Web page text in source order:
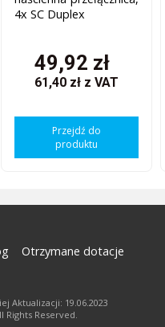
4x SC Duplex
49,92 zł
61,40 zł z VAT
Przejdź do
produktu
Otrzymane dotacje
Aktualizacji: 19.06.2023
Rights Reserved.